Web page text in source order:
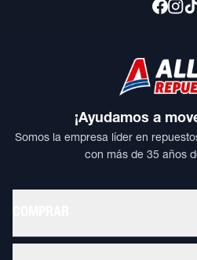
¡Ayudamos a
Somos la empresa líder en
con más de 35 años